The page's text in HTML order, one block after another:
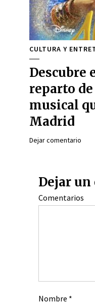
CULTURA Y
Descubre
reparto
musical
Madrid
Dejar comentario
Dejar
Comentarios
Nombre *